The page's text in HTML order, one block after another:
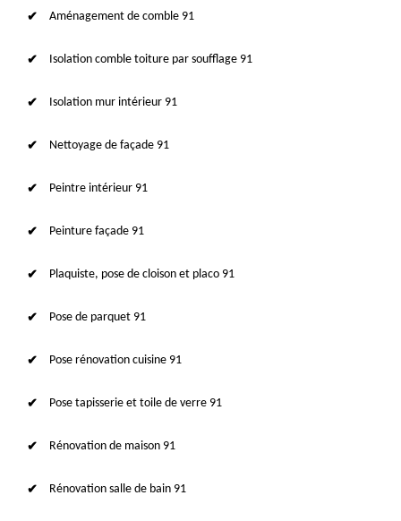
Aménagement de comble 91
Isolation comble toiture par soufflage 91
Isolation mur intérieur 91
Nettoyage de façade 91
Peintre intérieur 91
Peinture façade 91
Plaquiste, pose de cloison et placo 91
Pose de parquet 91
Pose rénovation cuisine 91
Pose tapisserie et toile de verre 91
Rénovation de maison 91
Rénovation salle de bain 91